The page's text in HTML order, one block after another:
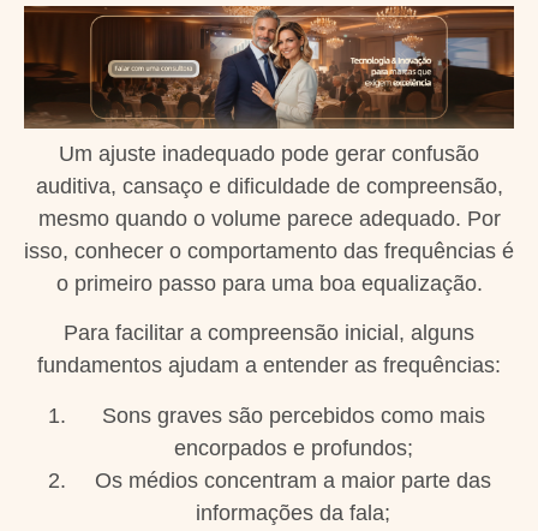
Um ajuste inadequado pode gerar confusão
auditiva, cansaço e dificuldade de compreensão,
mesmo quando o volume parece adequado. Por
isso, conhecer o comportamento das frequências é
o primeiro passo para uma boa equalização.
Para facilitar a compreensão inicial, alguns
fundamentos ajudam a entender as frequências:
Sons graves são percebidos como mais
encorpados e profundos;
Os médios concentram a maior parte das
informações da fala;